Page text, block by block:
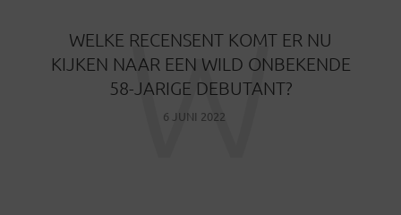
WELKE RECENSENT KOMT ER NU
KIJKEN NAAR EEN WILD ONBEKENDE
58-JARIGE DEBUTANT?
6 JUNI 2022
W